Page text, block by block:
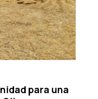
para una